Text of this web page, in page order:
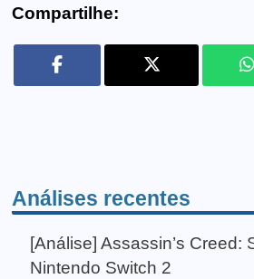
Compartilhe:
Análises recentes
[Análise] Assassin’s Creed:
Nintendo Switch 2